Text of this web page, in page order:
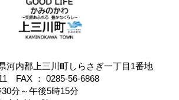
河内郡上三川町しらさぎ一丁目1番地
FAX ： 0285-56-6868
分～午後5時15分